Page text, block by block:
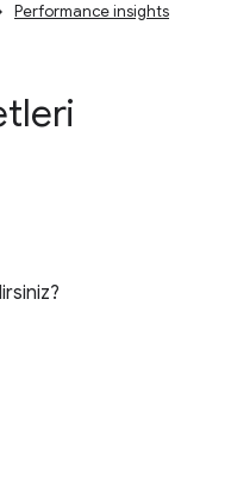
Performance insights